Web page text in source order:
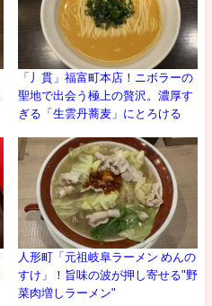
「丿貫」福富町本店！ニボラーの
聖地で出会う極上の贅沢。濃厚す
ぎる「生雲丹蕎麦」にとろける
人形町「元祖岐阜ラーメン めんの
すけ」！旨味の波が押し寄せる"野
菜肉増しラーメン"